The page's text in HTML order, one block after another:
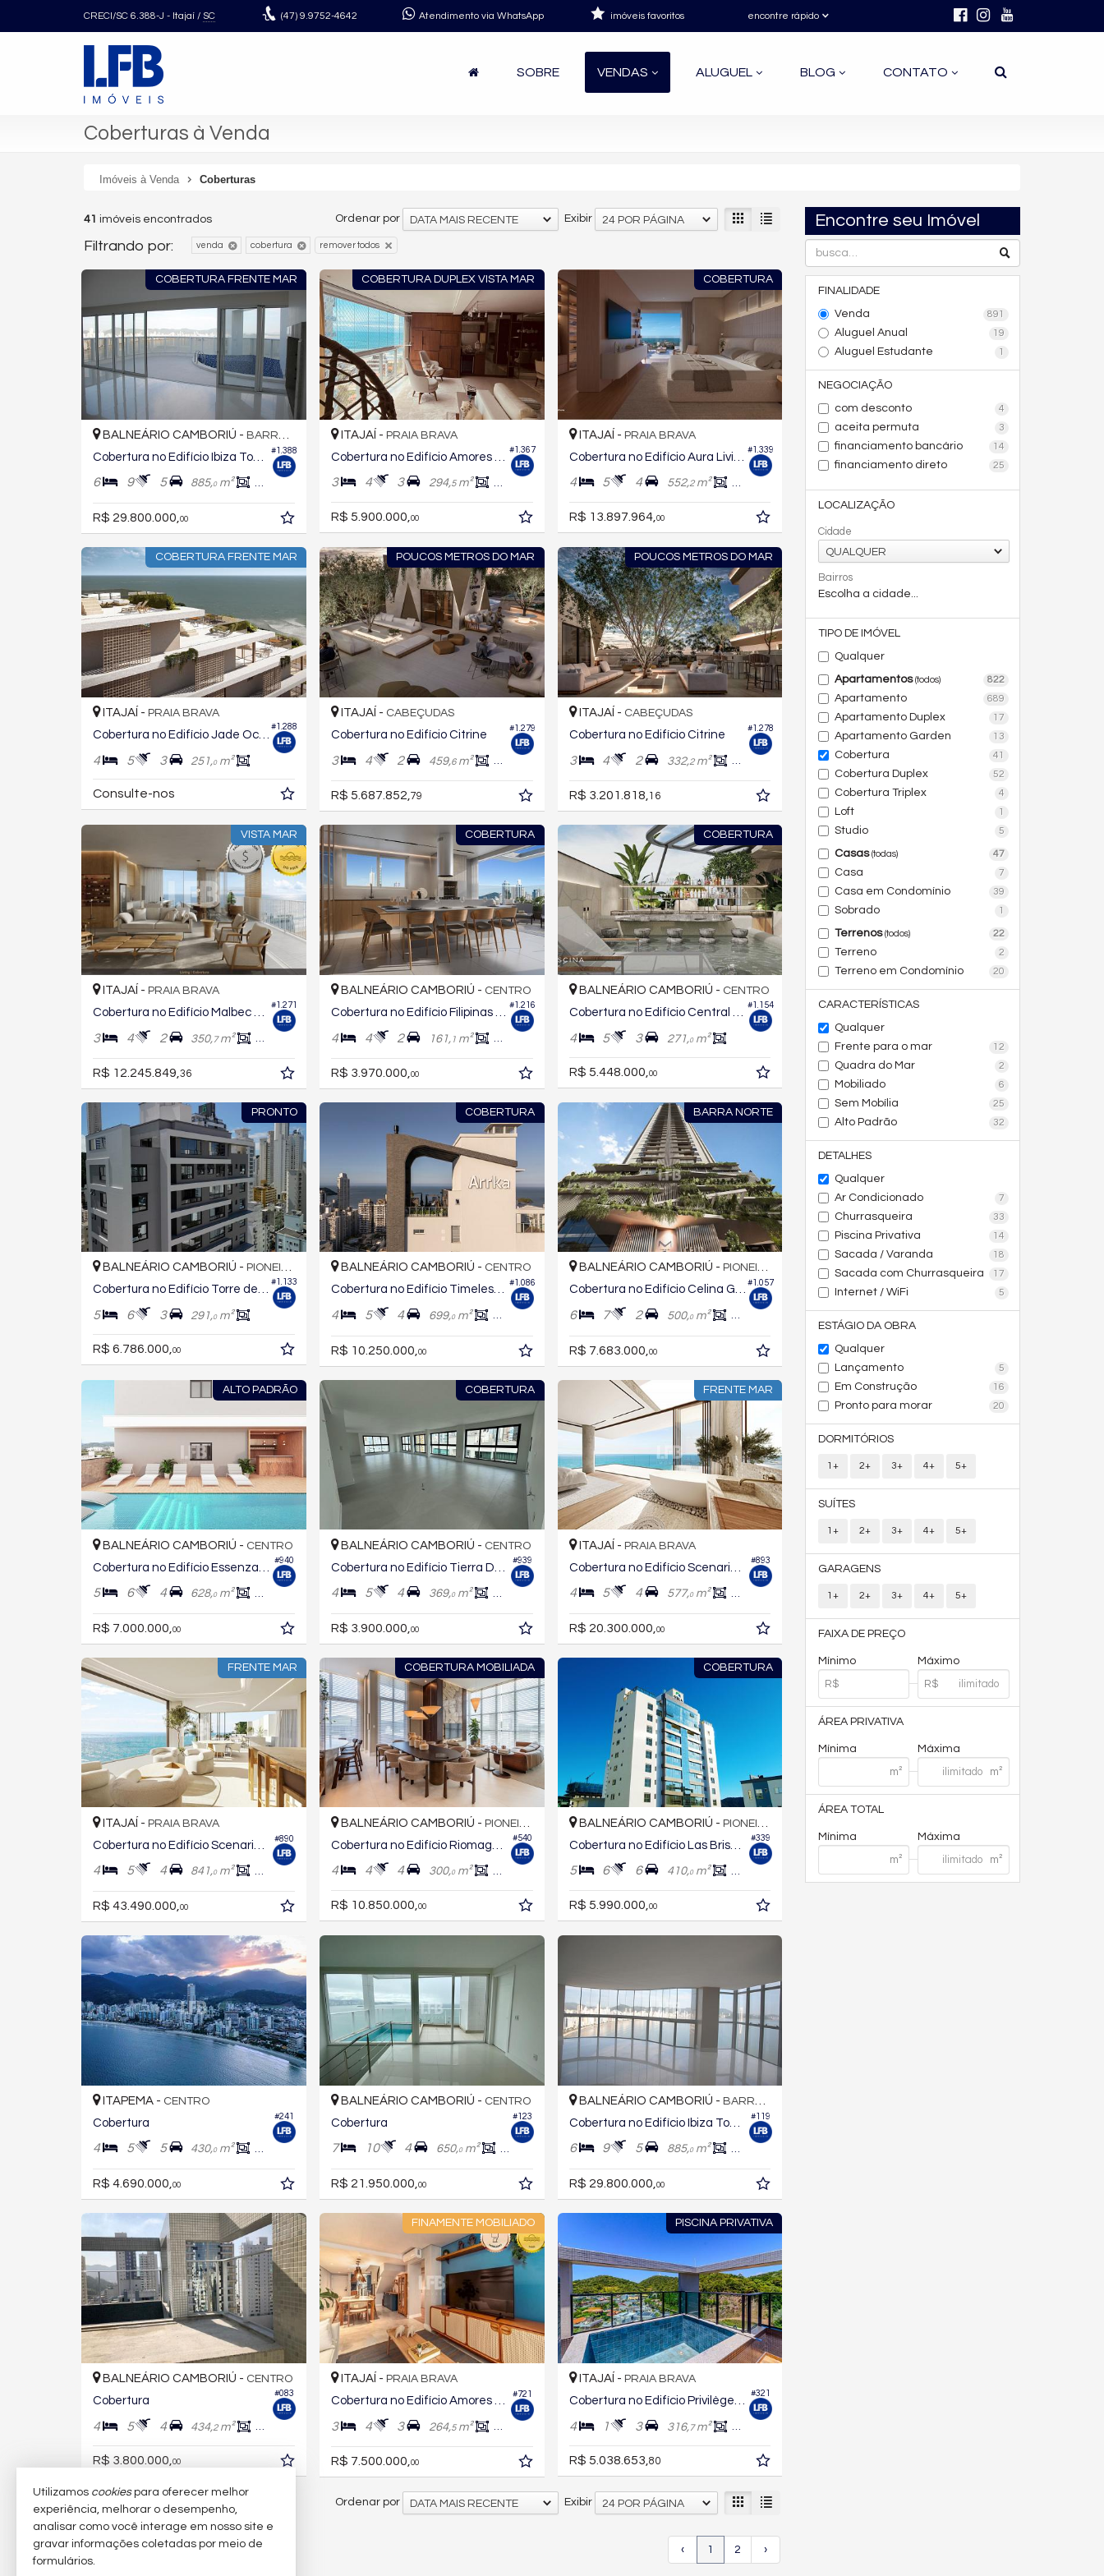
CRECI/SC 6.388-J - Itajaí / SC (47) 9.9752-4642 Atendimento via WhatsApp encontre rápido
imóveis favoritos
SOBRE VENDAS ALUGUEL BLOG CONTATO
Coberturas à Venda
Imóveis à Venda Coberturas
Encontre seu Imóvel
FINALIDADE
Venda
891
Aluguel Anual 19
Aluguel Estudante 1
NEGOCIAÇÃO
com desconto
4
aceita permuta 3
financiamento bancário 14
financiamento direto 25
LOCALIZAÇÃO
Cidade
QUALQUER
Bairros
Escolha a cidade...
TIPO DE IMÓVEL
Qualquer
Apartamentos(todos) 822
Apartamento 689
Apartamento Duplex 17
Apartamento Garden 13
Cobertura 41
Cobertura Duplex 52
Cobertura Triplex 4
Loft 1
Studio 5
Casas(todas) 47
Casa 7
Casa em Condomínio 39
Sobrado 1
Terrenos(todos) 22
Terreno 2
Terreno em Condomínio 20
CARACTERÍSTICAS
Qualquer
Frente para o mar
12
Quadra do Mar 2
Mobiliado 6
Sem Mobília 25
Alto Padrão 32
DETALHES
Qualquer
Ar Condicionado
7
Churrasqueira 33
Piscina Privativa 14
Sacada / Varanda 18
Sacada com Churrasqueira 17
Internet / WiFi 5
ESTÁGIO DA OBRA
Qualquer
Lançamento
5
Em Construção 16
Pronto para morar 20
DORMITÓRIOS
1+ 2+ 3+ 4+ 5+
SUÍTES
1+ 2+ 3+ 4+ 5+
GARAGENS
1+ 2+ 3+ 4+ 5+
FAIXA DE PREÇO
Mínimo Máximo
ÁREA PRIVATIVA
Mínima Máxima
ÁREA TOTAL
Mínima Máxima
41 imóveis encontrados Exibir 24 POR PÁGINA
Ordenar por DATA MAIS RECENTE
Filtrando por: venda cobertura remover todos
COBERTURA FRENTE MAR
#1.388
BALNEÁRIO CAMBORIÚ - BARRA SUL
6 9 5 885,0m² 490,
R$ 29.800.000, 00
COBERTURA DUPLEX VISTA MAR
#1.367
ITAJAÍ - PRAIA BRAVA
3 4 3 294,5m² 238,
R$ 5.900.000, 00
COBERTURA
#1.339
ITAJAÍ - PRAIA BRAVA
4 5 4 552,2m² 361,
R$ 13.897.964, 00
COBERTURA FRENTE MAR
#1.288
ITAJAÍ - PRAIA BRAVA
Cobertura no Edifício Jade Ocean
4 5 3 251,0m²
Consulte-nos
POUCOS METROS DO MAR
#1.279
ITAJAÍ - CABEÇUDAS
Cobertura no Edifício Citrine
3 4 2 459,6m² 348,
R$ 5.687.852,79
POUCOS METROS DO MAR
#1.278
ITAJAÍ - CABEÇUDAS
Cobertura no Edifício Citrine
3 4 2 332,2m² 254,
R$ 3.201.818, 16
VISTA MAR
#1.271
ITAJAÍ - PRAIA BRAVA
Cobertura no Edifício Malbec Malbec
3 4 2 350,7m² 253,
R$ 12.245.849, 36
COBERTURA
#1.216
BALNEÁRIO CAMBORIÚ - CENTRO
Cobertura no Edifício Filipinas Residence
4 4 2 161, 1 m² 107,
R$ 3.970.000, 00
COBERTURA
#1.154
BALNEÁRIO CAMBORIÚ - CENTRO
Cobertura no Edifício Central Garden Residence
4 5 3 271,0m²
R$ 5.448.000, 00
PRONTO
#1.133
BALNEÁRIO CAMBORIÚ - PIONEIROS
Cobertura no Edifício Torre de Booz
5 6 3 291,0m²
R$ 6.786.000, 00
COBERTURA
#1.086
BALNEÁRIO CAMBORIÚ - CENTRO
Cobertura no Edifício Timeless Arrka At Alvin
4 5 4 699,0m² 379,
R$ 10.250.000, 00
BARRA NORTE
#1.057
BALNEÁRIO CAMBORIÚ - PIONEIROS
Cobertura no Edifício Celina Garden Residence
6 7 2 500,0m² 361,
R$ 7.683.000, 00
ALTO PADRÃO
#940
BALNEÁRIO CAMBORIÚ - CENTRO
5 6 4 628,0m² 344,
R$ 7.000.000, 00
COBERTURA
#939
BALNEÁRIO CAMBORIÚ - CENTRO
4 5 4 369,0m² 230,
R$ 3.900.000, 00
FRENTE MAR
#893
ITAJAÍ - PRAIA BRAVA
4 5 4 577,0m² 378,
R$ 20.300.000, 00
FRENTE MAR
#890
ITAJAÍ - PRAIA BRAVA
4 5 4 841,0m² 591,
R$ 43.490.000, 00
COBERTURA MOBILIADA
#540
BALNEÁRIO CAMBORIÚ - PIONEIROS
4 4 4 300,0m² 296,
R$ 10.850.000, 00
COBERTURA
#339
BALNEÁRIO CAMBORIÚ - PIONEIROS
Cobertura no Edifício Las Brisas Residencial
5 6 6 410,0m² 321,
R$ 5.990.000, 00
#241
ITAPEMA - CENTRO
Cobertura
4 5 5 430,0m² 360,
R$ 4.690.000,00
#123
BALNEÁRIO CAMBORIÚ - CENTRO
Cobertura
7 10 4 650,0m² 410,
R$ 21.950.000,00
#119
BALNEÁRIO CAMBORIÚ - BARRA SUL
Cobertura no Edifício Ibiza Towers
6 9 5 885,0m² 490,
R$ 29.800.000,00
#083
BALNEÁRIO CAMBORIÚ - CENTRO
Cobertura
4 5 4 434,2m² 224,
R$ 3.800.000,00
FINAMENTE MOBILIADO
#721
ITAJAÍ - PRAIA BRAVA
Cobertura no Edifício Amores da Brava Club House
3 4 3 264,5m² 200,
R$ 7.500.000,00
PISCINA PRIVATIVA
#321
ITAJAÍ - PRAIA BRAVA
Cobertura no Edifício Privilège Brava
4 1 3 316,7m² 203,
R$ 5.038.653,80
41 imóveis encontrados Exibir 24 POR PÁGINA
Ordenar por DATA MAIS RECENTE
‹ 1 2 ›
(nenhuma avaliação)
Utilizamos cookiespara oferecer melhor
experiência, melhorar o desempenho,
analisar como você interage em nosso site e
gravar informações coletadas por meio de
formulários.